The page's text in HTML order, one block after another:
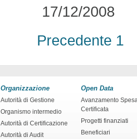
17/12/2008
Precedente 1
Organizzazione
Autorità di Gestione
Organismo intermedio
Autorità di Certificazione
Autorità di Audit
Open Data
Avanzamento
Certificata
Progetti finanziati
Beneficiari